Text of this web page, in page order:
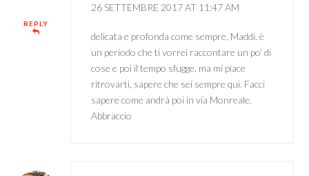
REPLY
26 SETTEMBRE 2017 AT 11:47 AM
delicata e profonda come sempre, Maddi. è
un periodo che ti vorrei raccontare un po’ di
cose e poi il tempo sfugge, ma mi piace
ritrovarti, sapere che sei sempre qui. Facci
sapere come andrà poi in via Monreale.
Abbraccio